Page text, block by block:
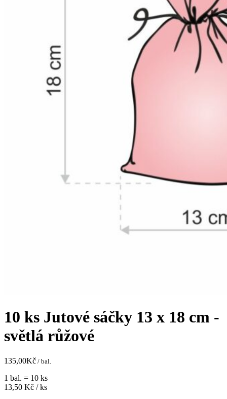
10 ks Jutové sáčky 13 x 18 cm -
světlá růžové
135,00Kč / bal.
1 bal. = 10 ks
13,50 Kč / ks